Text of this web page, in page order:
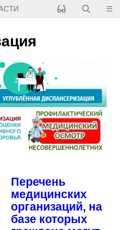
☰
Перечень
медицинских
организаций, на
базе которых